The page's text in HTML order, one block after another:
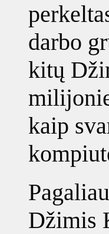
darbo
kitų
kaip
Džimis